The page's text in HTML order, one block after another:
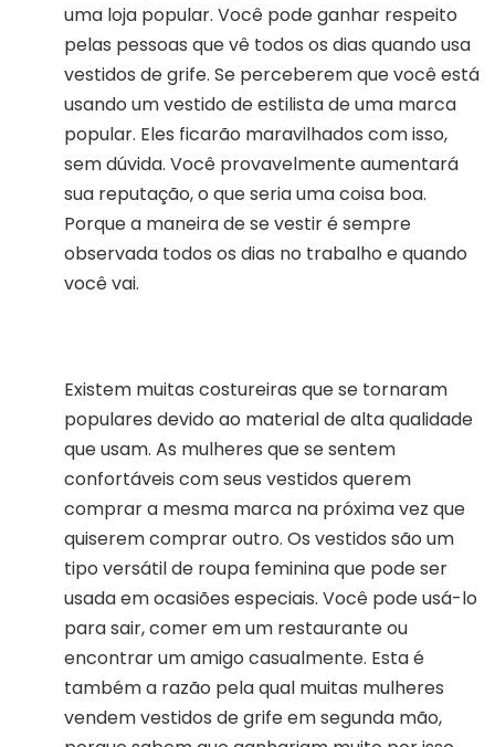
uma loja popular. Você pode ganhar respeito
pelas pessoas que vê todos os dias quando usa
vestidos de grife. Se perceberem que você está
usando um vestido de estilista de uma marca
popular. Eles ficarão maravilhados com isso,
sem dúvida. Você provavelmente aumentará
sua reputação, o que seria uma coisa boa.
Porque a maneira de se vestir é sempre
observada todos os dias no trabalho e quando
você vai.
Existem muitas costureiras que se tornaram
populares devido ao material de alta qualidade
que usam. As mulheres que se sentem
confortáveis ​​com seus vestidos querem
comprar a mesma marca na próxima vez que
quiserem comprar outro. Os vestidos são um
tipo versátil de roupa feminina que pode ser
usada em ocasiões especiais. Você pode usá-lo
para sair, comer em um restaurante ou
encontrar um amigo casualmente. Esta é
também a razão pela qual muitas mulheres
vendem vestidos de grife em segunda mão,